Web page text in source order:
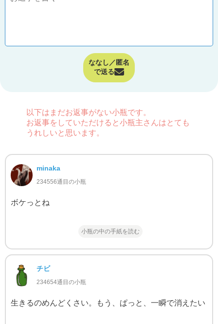
ななし／匿名
で送る
以下はまだお返事がない小瓶です。
お返事をしていただけると小瓶主さんはとても
うれしいと思います。
minaka
234556通目の小瓶
ボケっとね
小瓶の中の手紙を読む
チビ
234654通目の小瓶
生きるのめんどくさい。もう、ぱっと、一瞬で消えたい